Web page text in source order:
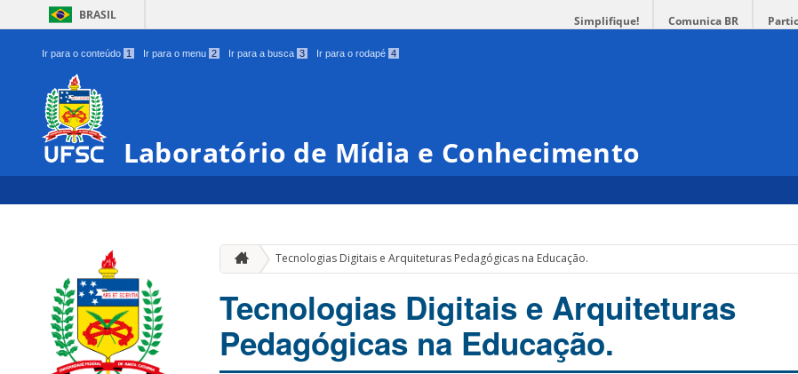
BRASIL Simplifique! Comunica BR
Ir para o conteúdo 1 Ir para o menu 2 Ir para a busca 3 Ir para o rodapé 4
Laboratório de Mídia e Conhecimento
Tecnologias Digitais e Arquiteturas Pedagógicas na Educação.
Tecnologias Digitais e Arquiteturas
Pedagógicas na Educação.